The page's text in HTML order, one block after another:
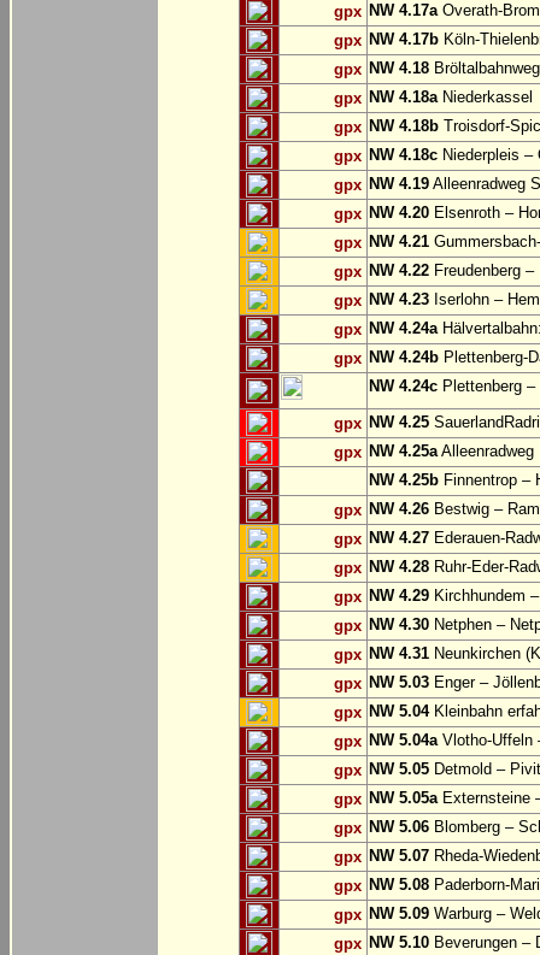
gpx NW 4.17aOverath-
gpx NW 4.17b Köln-
gpx NW 4.18
gpx NW 4.18aNiederkassel
gpx NW 4.18b Troisdorf-
gpx NW 4.18c Niederpleis –
gpx NW 4.19 Alleenradweg
gpx NW 4.20 Elsenroth –
gpx NW 4.21
gpx NW 4.22 Freudenberg
gpx NW 4.23 Iserlohn –
gpx NW 4.24a
gpx NW 4.24b Plettenberg-
NW 4.24c Plettenberg
gpx NW 4.25
gpx NW 4.25aAlleenradweg
NW 4.25b Finnentrop –
gpx NW 4.26 Bestwig –
gpx NW 4.27 Ederauen-
gpx NW 4.28 Ruhr-Eder-
gpx NW 4.29 Kirchhundem
gpx NW 4.30 Netphen –
gpx NW 4.31 Neunkirchen
gpx NW 5.03 Enger –
gpx NW 5.04Kleinbahn
gpx NW 5.04aVlotho-Uffeln
gpx NW 5.05 Detmold –
gpx NW 5.05aExternsteine
gpx NW 5.06 Blomberg –
gpx NW 5.07 Rheda-
gpx NW 5.08 Paderborn-
gpx NW 5.09 Warburg –
gpx NW 5.10 Beverungen –